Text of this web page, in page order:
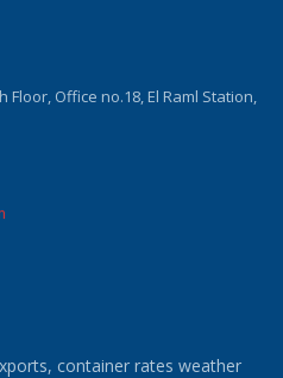
Floor, Office no.18, El Raml Station,
container rates weather